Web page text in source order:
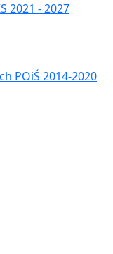
2021 - 2027
POiŚ 2014-2020